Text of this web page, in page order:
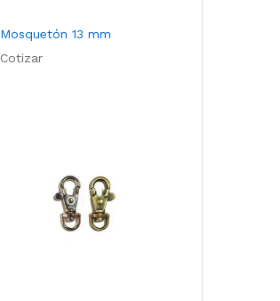
Mosquetón 13 mm
Cotizar